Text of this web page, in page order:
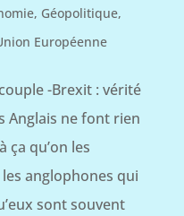
, Géopolitique,
Européenne
-Brexit : vérité
Anglais ne font rien
ça qu’on les
anglophones qui
sont souvent